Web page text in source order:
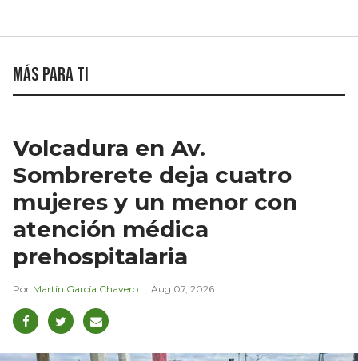
Más para ti
Volcadura en Av.
Sombrerete deja cuatro
mujeres y un menor con
atención médica
prehospitalaria
Martín García Chavero Aug 07, 2026